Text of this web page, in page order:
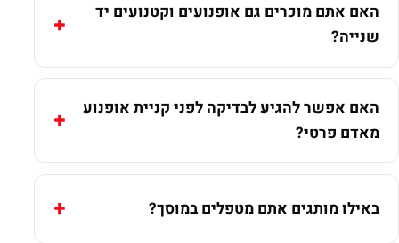
האם אתם מוכרים גם אופנועים וקטנועים יד
שנייה?
האם אפשר להגיע לבדיקה לפני קניית אופנוע
מאדם פרטי?
באילו מותגים אתם מטפלים במוסך?